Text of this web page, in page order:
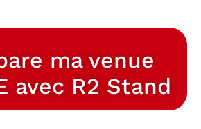
ma venue
avec R2 Stand